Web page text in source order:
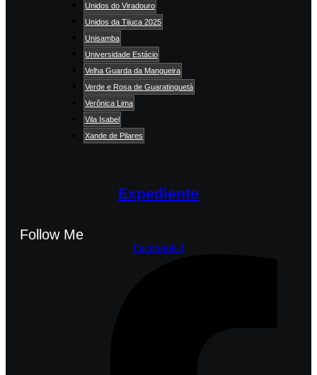
Unidos do Viradouro
Unidos da Tijuca 2025
Unisamba
Universidade Estácio
Velha Guarda da Mangueira
Verde e Rosa de Guaratinguetá
Verônica Lima
Vila Isabel
Xande de Pilares
Expediente
Follow Me
Facebook-f